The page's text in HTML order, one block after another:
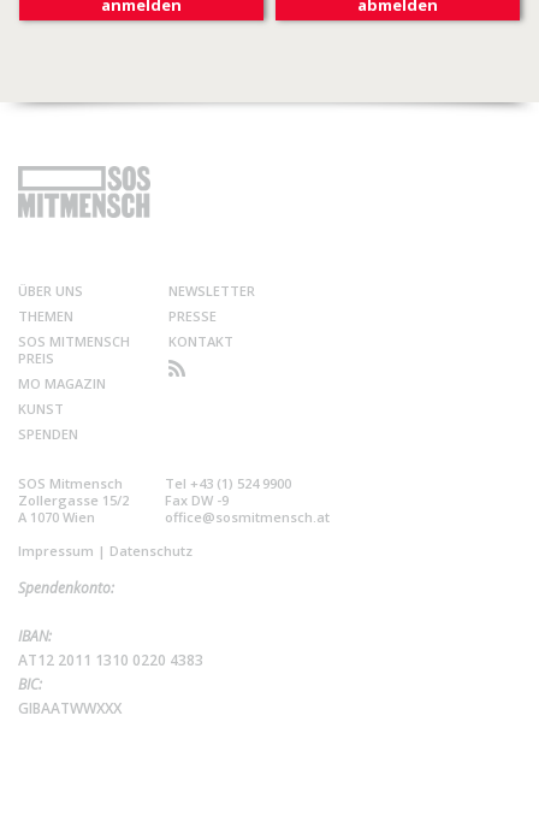
ÜBER UNS
THEMEN
SOS MITMENSCH
PREIS
MO MAGAZIN
KUNST
SPENDEN
NEWSLETTER
PRESSE
KONTAKT
SOS Mitmensch
Zollergasse 15/2
A 1070 Wien
Tel +43 (1) 524 9900
Fax DW -9
office@sosmitmensch.at
Impressum | Datenschutz
Spendenkonto:
IBAN:
AT12 2011 1310 0220 4383
BIC:
GIBAATWWXXX